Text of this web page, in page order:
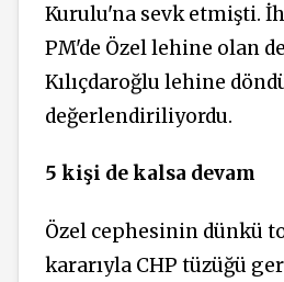
Kurulu'na sevk etmişti.
PM'de Özel lehine olan
Kılıçdaroğlu lehine
değerlendiriliyordu.
5 kişi de kalsa devam
Özel cephesinin dünkü
kararıyla CHP tüzüğü